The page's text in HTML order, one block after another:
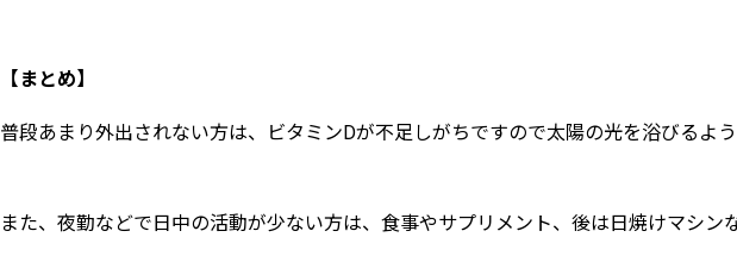
【まとめ】
普段あまり外出されない方は、ビタミンDが不足しがちですので太陽の光を浴びるよ
また、夜勤などで日中の活動が少ない方は、食事やサプリメント、後は日焼けマシン